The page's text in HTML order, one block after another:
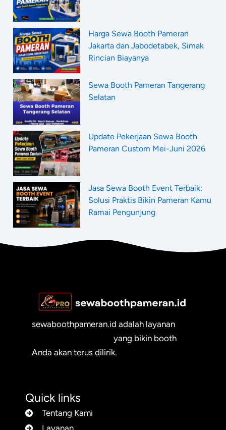
Harga Sewa Booth Pameran
Jakarta dan Jabodetabek, Simak
Rincian Biayanya
Sewa Booth Pameran Tangerang
Selatan
Update Pekerjaan Sewa Booth
Pameran Custom Mei-Juni 2026
Jasa Sewa Booth Event Terbaik:
Solusi Praktis Bikin Pameran Kamu
Ramai Pengunjung
sewaboothpameran.id adalah layanan
yang bikin booth
Anda akan terus dilirik.
Quick links
Tentang Kami